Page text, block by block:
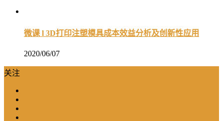
微课 l 3D打印注塑模具成本效益分析及创新性应用
2020/06/07
关注